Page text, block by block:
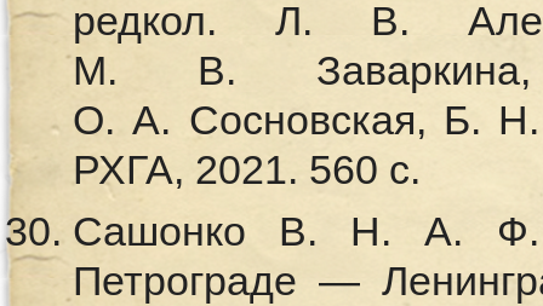
редкол. Л. В.
М. В.
О. А. Сосновская, Б.
РХГА, 2021. 560 с.
Сашонко В. Н. А. Ф.
Петрограде —